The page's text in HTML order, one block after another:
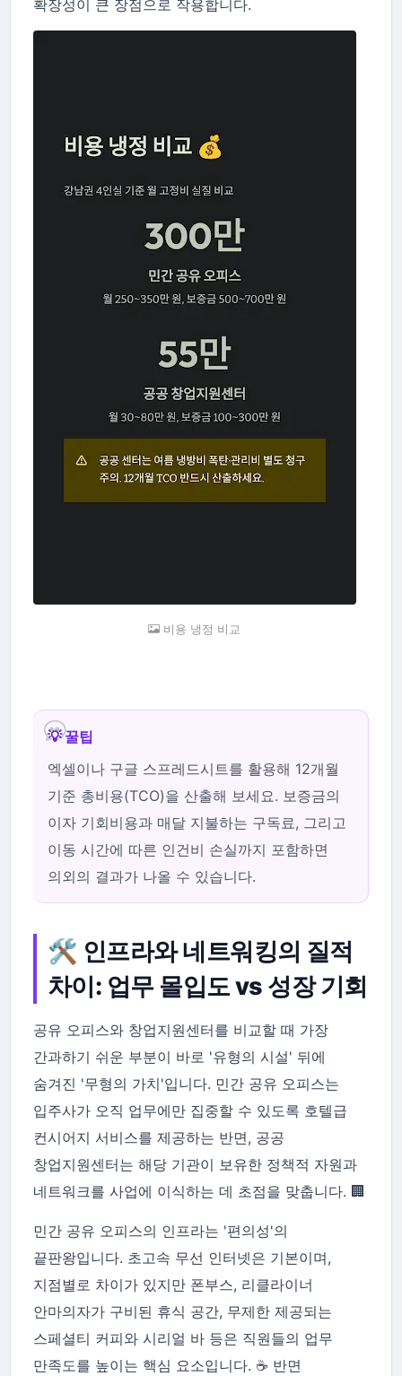
확장성이 큰 장점으로 작용합니다.
비용 냉정 비교
💡 꿀팁
엑셀이나 구글 스프레드시트를 활용해 12개월
기준 총비용(TCO)을 산출해 보세요. 보증금의
이자 기회비용과 매달 지불하는 구독료, 그리고
이동 시간에 따른 인건비 손실까지 포함하면
의외의 결과가 나올 수 있습니다.
🛠️ 인프라와 네트워킹의 질적
차이: 업무 몰입도 vs 성장 기회
공유 오피스와 창업지원센터를 비교할 때 가장
간과하기 쉬운 부분이 바로 '유형의 시설' 뒤에
숨겨진 '무형의 가치'입니다. 민간 공유 오피스는
입주사가 오직 업무에만 집중할 수 있도록 호텔급
컨시어지 서비스를 제공하는 반면, 공공
창업지원센터는 해당 기관이 보유한 정책적 자원과
네트워크를 사업에 이식하는 데 초점을 맞춥니다. 🏢
민간 공유 오피스의 인프라는 '편의성'의
끝판왕입니다. 초고속 무선 인터넷은 기본이며,
지점별로 차이가 있지만 폰부스, 리클라이너
안마의자가 구비된 휴식 공간, 무제한 제공되는
스페셜티 커피와 시리얼 바 등은 직원들의 업무
만족도를 높이는 핵심 요소입니다. ☕ 반면